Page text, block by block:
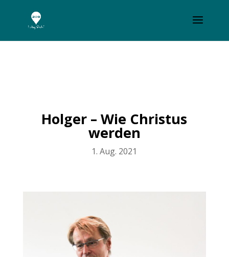
Holger – Wie Christus
werden
1. Aug. 2021